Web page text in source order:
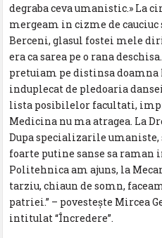
degraba ceva umanistic.» La
mergeam in cizme de cauciuc
Berceni, glasul fostei mele
era ca sarea pe o rana
pretuiam pe distinsa doamna
induplecat de pledoaria
lista posibilelor facultati,
Medicina nu ma atragea. La
Dupa specializarile umaniste,
foarte putine sanse sa raman
Politehnica am ajuns, la
tarziu, chiaun de somn,
patriei.” – povesteşte Mircea
intitulat “Încredere”.